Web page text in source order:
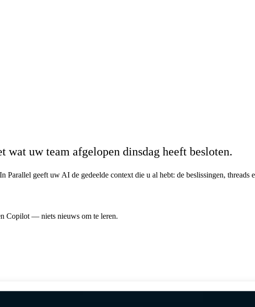
uw team afgelopen dinsdag heeft besloten.
geeft uw AI de gedeelde context die u al hebt: de beslissingen, threads
Copilot — niets nieuws om te leren.